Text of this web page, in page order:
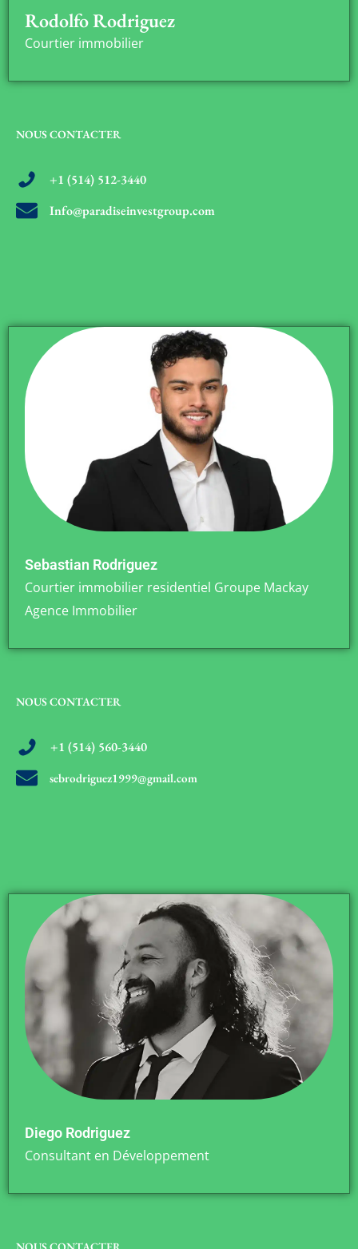
Rodolfo Rodriguez
Courtier immobilier
NOUS CONTACTER
+1 (514) 512-3440
Info@paradiseinvestgroup.com
Sebastian Rodriguez
Courtier immobilier residentiel Groupe Mackay
Agence Immobilier
NOUS CONTACTER
+1 (514) 560-3440
sebrodriguez1999@gmail.com
Diego Rodriguez
Consultant en Développement